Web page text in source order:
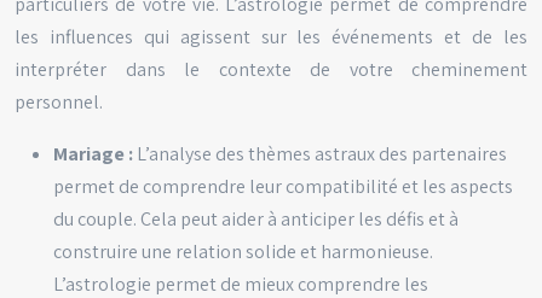
les influences qui agissent sur les événements et de les
interpréter dans le contexte de votre cheminement
personnel.
Mariage : L’analyse des thèmes astraux des partenaires
permet de comprendre leur compatibilité et les aspects
du couple. Cela peut aider à anticiper les défis et à
construire une relation solide et harmonieuse.
L’astrologie permet de mieux comprendre les